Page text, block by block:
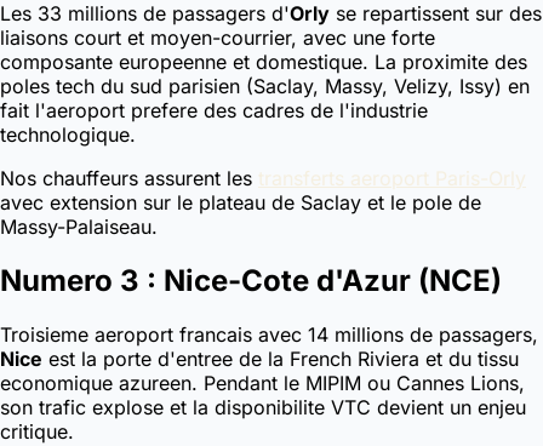
Les 33 millions de passagers d'Orly se repartissent sur des
liaisons court et moyen-courrier, avec une forte
composante europeenne et domestique. La proximite des
poles tech du sud parisien (Saclay, Massy, Velizy, Issy) en
fait l'aeroport prefere des cadres de l'industrie
technologique.
Nos chauffeurs assurent les transferts aeroport Paris-Orly
avec extension sur le plateau de Saclay et le pole de
Massy-Palaiseau.
Numero 3 : Nice-Cote d'Azur (NCE)
Troisieme aeroport francais avec 14 millions de passagers,
Nice est la porte d'entree de la French Riviera et du tissu
economique azureen. Pendant le MIPIM ou Cannes Lions,
son trafic explose et la disponibilite VTC devient un enjeu
critique.